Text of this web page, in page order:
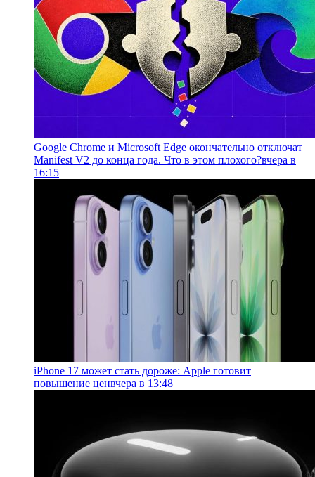
Google Chrome и Microsoft Edge окончательно отключат
Manifest V2 до конца года. Что в этом плохого?вчера в
16:15
iPhone 17 может стать дороже: Apple готовит
повышение ценвчера в 13:48